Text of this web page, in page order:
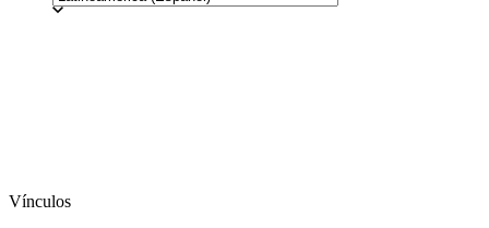
Vínculos